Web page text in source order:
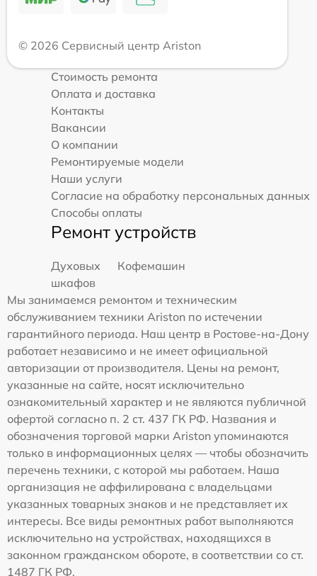
© 2026 Сервисный центр Ariston
Стоимость ремонта
Оплата и доставка
Контакты
Вакансии
О компании
Ремонтируемые модели
Наши услуги
Согласие на обработку персональных данных
Способы оплаты
Ремонт устройств
Духовых
шкафов
Кофемашин
Мы занимаемся ремонтом и техническим
обслуживанием техники Ariston по истечении
гарантийного периода. Наш центр в Ростове-на-Дону
работает независимо и не имеет официальной
авторизации от производителя. Цены на ремонт,
указанные на сайте, носят исключительно
ознакомительный характер и не являются публичной
офертой согласно п. 2 ст. 437 ГК РФ. Названия и
обозначения торговой марки Ariston упоминаются
только в информационных целях — чтобы обозначить
перечень техники, с которой мы работаем. Наша
организация не аффилирована с владельцами
указанных товарных знаков и не представляет их
интересы. Все виды ремонтных работ выполняются
исключительно на устройствах, находящихся в
законном гражданском обороте, в соответствии со ст.
1487 ГК РФ.